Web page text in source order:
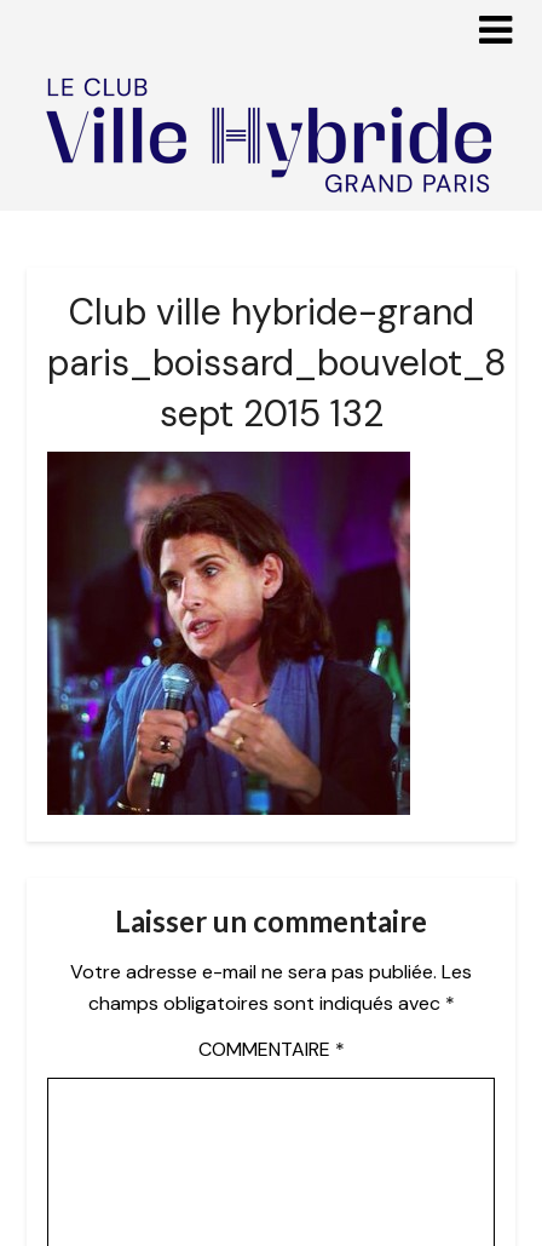
Club ville hybride-grand
paris_boissard_bouvelot_8
sept 2015 132
Laisser un commentaire
Votre adresse e-mail ne sera pas publiée. Les
champs obligatoires sont indiqués avec *
COMMENTAIRE *